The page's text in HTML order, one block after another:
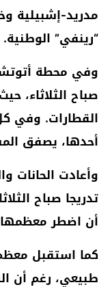
مدريد-إشبيلية
“رينفي” الوطنية.
وفي محطة
صباح الثلاثاء،
القطارات. وفي
أحدها، يصفق
وأعادت الحانات
تدريجا صباح
أن اضطر معظمها
كما استقبل
طبيعي، رغم أن